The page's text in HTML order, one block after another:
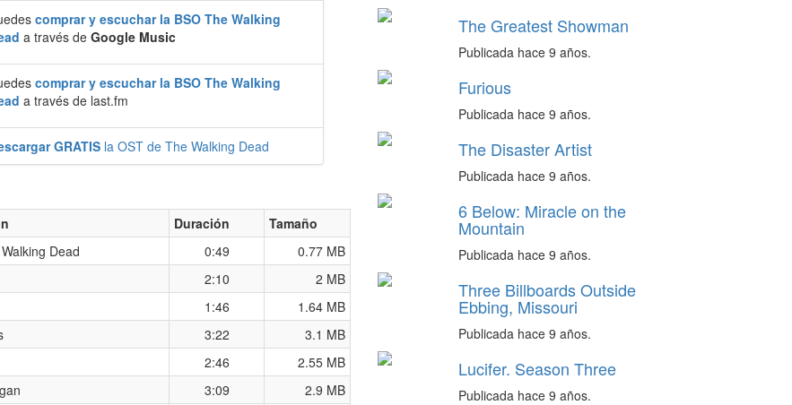
comprar y escuchar la BSO The Walking
a través de Google Music
comprar y escuchar la BSO The Walking
a través de last.fm
GRATIS la OST de The Walking Dead
Duración
Tamaño
Dead 0:49
0.77 MB
2:10
2 MB
1:46
1.64 MB
3:22
3.1 MB
2:46
2.55 MB
3:09
2.9 MB
The Greatest Showman
Publicada hace 9 años.
Furious
Publicada hace 9 años.
The Disaster Artist
Publicada hace 9 años.
6 Below: Miracle on the
Mountain
Publicada hace 9 años.
Three Billboards Outside
Ebbing, Missouri
Publicada hace 9 años.
Lucifer. Season Three
Publicada hace 9 años.